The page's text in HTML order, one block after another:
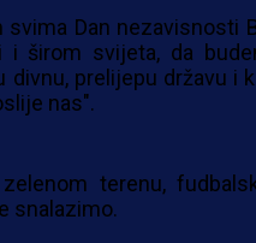
Dan nezavisnosti
i širom svijeta, da
divnu, prelijepu državu i
nas".
terenu,
snalazimo.